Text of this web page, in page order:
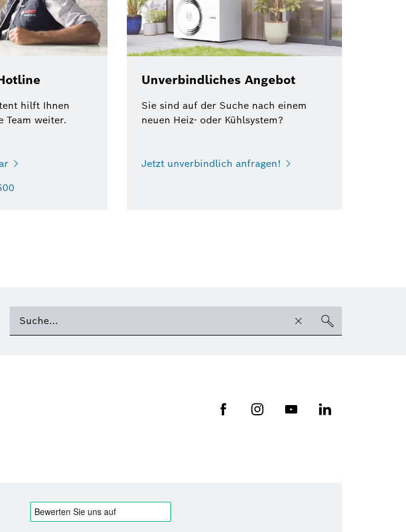
hilft Ihnen
Team weiter.
Unverbindliches Angebot
Sie sind auf der Suche nach einem
neuen Heiz- oder Kühlsystem?
Jetzt unverbindlich anfragen!